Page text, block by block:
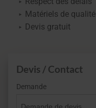
Matériels de qualité
Devis gratuit
Devis / Contact
Demande